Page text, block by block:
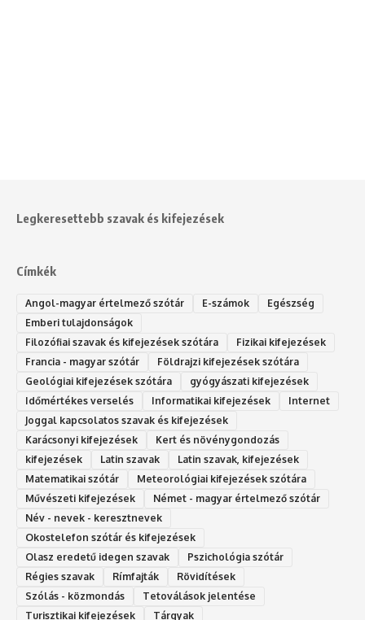
Legkeresettebb szavak és kifejezések
Címkék
Angol-magyar értelmező szótár E-számok
Egészség
Emberi tulajdonságok
Filozófiai szavak és kifejezések szótára
Fizikai kifejezések
Francia - magyar szótár
Földrajzi kifejezések szótára
Geológiai kifejezések szótára
gyógyászati kifejezések
Időmértékes verselés
Informatikai kifejezések
Internet
Joggal kapcsolatos szavak és kifejezések
Karácsonyi kifejezések
Kert és növénygondozás
kifejezések
Latin szavak
Latin szavak, kifejezések
Matematikai szótár
Meteorológiai kifejezések szótára
Művészeti kifejezések
Német - magyar értelmező szótár
Név - nevek - keresztnevek
Okostelefon szótár és kifejezések
Olasz eredetű idegen szavak
Ps‮gólohciz‬ia s‮átóz‬r
Régies szavak
Rímfajták
Rövidítések
Szólás - közmondás
Tetoválások jelentése
Turisztikai kifejezések
Tárgyak